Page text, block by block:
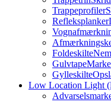
Trappeprofiler
Refleksplanker
Foldeskilte
Gulvtape
Gylleskilte
Low Location Light